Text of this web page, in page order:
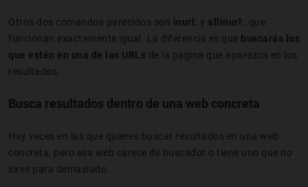
Otros dos comandos parecidos son inurl: y allinurl :, que
funcionan exactamente igual. La diferencia es que buscarás los
que estén en una de las URLs de la página que aparezca en los
resultados.
Busca resultados dentro de una web concreta
Hay veces en las que quieres buscar resultados en una web
concreta, pero esa web carece de buscador o tiene uno que no
sirve para demasiado.